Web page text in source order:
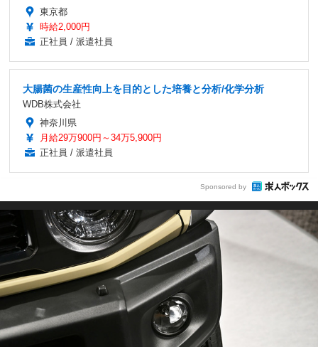
東京都
時給2,000円
正社員 / 派遣社員
大腸菌の生産性向上を目的とした培養と分析/化学分析
WDB株式会社
神奈川県
月給29万900円～34万5,900円
正社員 / 派遣社員
Sponsored by